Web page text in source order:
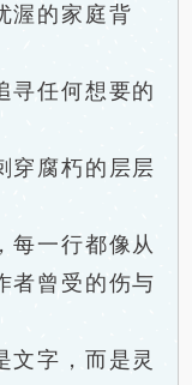
的家庭背
任何想要的
腐朽的层层
一行都像从
者曾受的伤与
字，而是灵